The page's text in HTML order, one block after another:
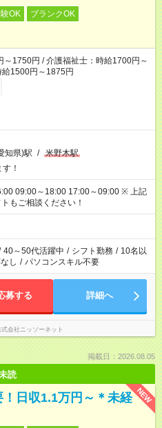
OK
ブランクOK
1750円 / 介護福祉士：時給1700円～
1500円～1875円
知県)駅 / 米野木駅
！
09:00～18:00 17:00～09:00 ※ 上記
もご相談ください！
40～50代活躍中 / シフト勤務 / 10名以
し / パソコンスキル不要
募する 詳細へ
式会社ニッソーネット
掲載日：2026.08.05
読
NEW
日収1.1万円～＊未経